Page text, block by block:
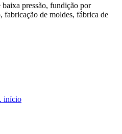
pressão, fundição por
fabricação de moldes, fábrica de
início